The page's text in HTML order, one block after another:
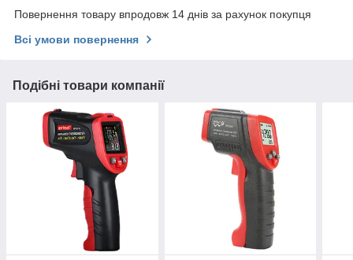
Повернення товару впродовж 14 днів за рахунок покупця
Всі умови повернення
Подібні товари компанії